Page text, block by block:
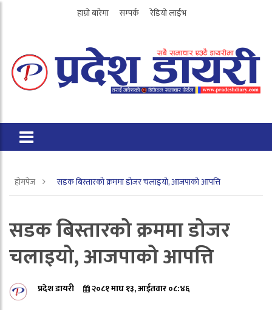
हाम्रो बारेमा सम्पर्क रेडियो लाईभ
होमपेज सडक बिस्तारको क्रममा डोजर चलाइयो, आजपाको आपत्ति
सडक बिस्तारको क्रममा डोजर
चलाइयो, आजपाको आपत्ति
प्रदेश डायरी २०८१ माघ १३, आईतवार ०८:४६